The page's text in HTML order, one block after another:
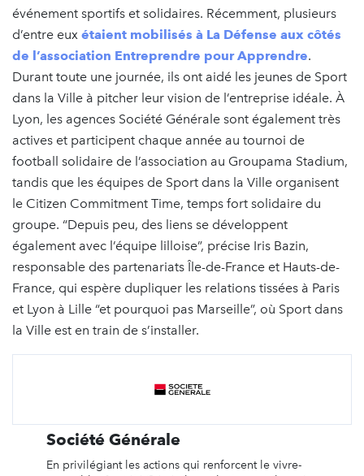
événement sportifs et solidaires. Récemment, plusieurs
d’entre eux étaient mobilisés à La Défense aux côtés
de l’association Entreprendre pour Apprendre.
Durant toute une journée, ils ont aidé les jeunes de Sport
dans la Ville à pitcher leur vision de l’entreprise idéale. À
Lyon, les agences Société Générale sont également très
actives et participent chaque année au tournoi de
football solidaire de l’association au Groupama Stadium,
tandis que les équipes de Sport dans la Ville organisent
le Citizen Commitment Time, temps fort solidaire du
groupe. “Depuis peu, des liens se développent
également avec l’équipe lilloise”, précise Iris Bazin,
responsable des partenariats Île-de-France et Hauts-de-
France, qui espère dupliquer les relations tissées à Paris
et Lyon à Lille “et pourquoi pas Marseille”, où Sport dans
la Ville est en train de s’installer.
Société Générale
En privilégiant les actions qui renforcent le vivre-